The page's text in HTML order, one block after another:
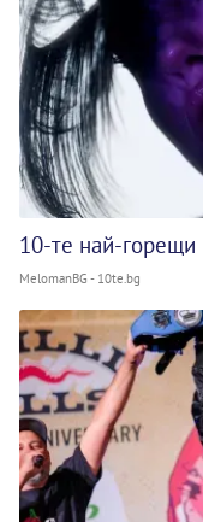
10-те най-
MelomanBG - 10te.bg